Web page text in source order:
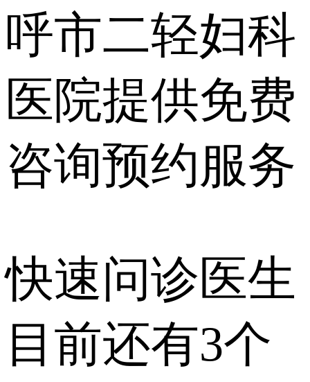
呼市二轻妇科
医院提供免费
咨询预约服务
快速问诊医生
目前还有3个